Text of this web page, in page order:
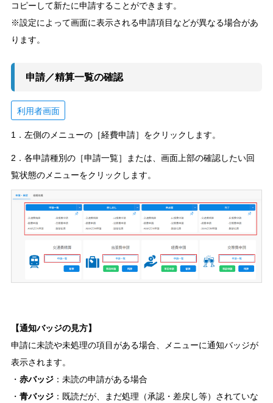
コピーして新たに申請することができます。
※設定によって画面に表示される申請項目などが異なる場合があ
ります。
申請／精算一覧の確認
利用者画面
1．左側のメニューの［経費申請］をクリックします。
2．各申請種別の［申請一覧］または、画面上部の確認したい回
覧状態のメニューをクリックします。
【通知バッジの見方】
申請に未読や未処理の項目がある場合、メニューに通知バッジが
表示されます。
・ 赤バッジ：未読の申請がある場合
・ 青バッジ：既読だが、まだ処理（承認・差戻し等）されていな